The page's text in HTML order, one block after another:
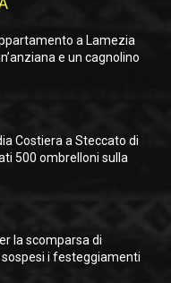
a Lamezia
e un cagnolino
Costiera a Steccato di
500 ombrelloni sulla
la scomparsa di
i festeggiamenti